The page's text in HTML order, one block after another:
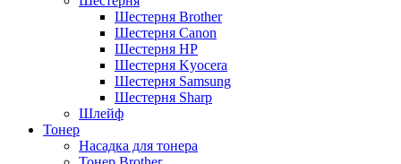
Шестерня Brother
Шестерня Canon
Шестерня HP
Шестерня Kyocera
Шестерня Samsung
Шестерня Sharp
Шлейф
Тонер
Насадка для тонера